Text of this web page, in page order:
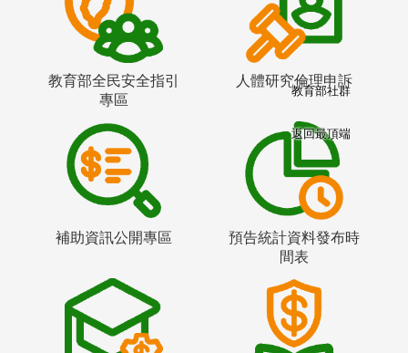
教育部全民安全指引
專區
人體研究倫理申訴
補助資訊公開專區
預告統計資料發布時
間表
教育部社群
返回最頂端